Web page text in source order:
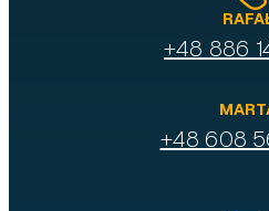
+48 886
+48 608